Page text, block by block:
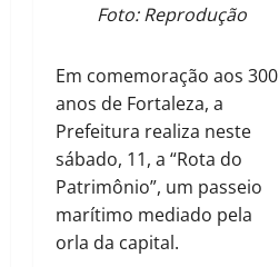
Foto: Reprodução
Em comemoração aos 300
anos de Fortaleza, a
Prefeitura realiza neste
sábado, 11, a “Rota do
Patrimônio”, um passeio
marítimo mediado pela
orla da capital.